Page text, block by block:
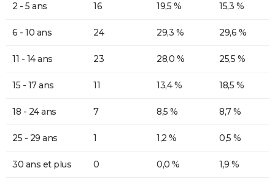
2 - 5 ans 16 19,5 % 15,3 %
6 - 10 ans 24 29,3 % 29,6 %
11 - 14 ans 23 28,0 % 25,5 %
15 - 17 ans 11 13,4 % 18,5 %
18 - 24 ans 7 8,5 % 8,7 %
25 - 29 ans 1 1,2 % 0,5 %
30 ans et plus 0 0,0 % 1,9 %